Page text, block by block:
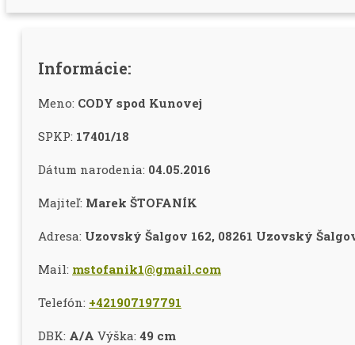
Informácie:
Meno: CODY spod Kunovej
SPKP: 17401/18
Dátum narodenia: 04.05.2016
Majiteľ: Marek ŠTOFANÍK
Adresa: Uzovský Šalgov 162, 08261 Uzovský
Mail: mstofanik1@gmail.com
Telefón: +421907197791
DBK: A/A Výška: 49 cm